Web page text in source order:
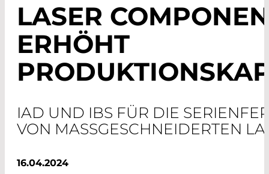
LASER
ERHÖHT
IAD UND IBS FÜR DIE
VON MASSGESCHNEIDERTEN
16.04.2024